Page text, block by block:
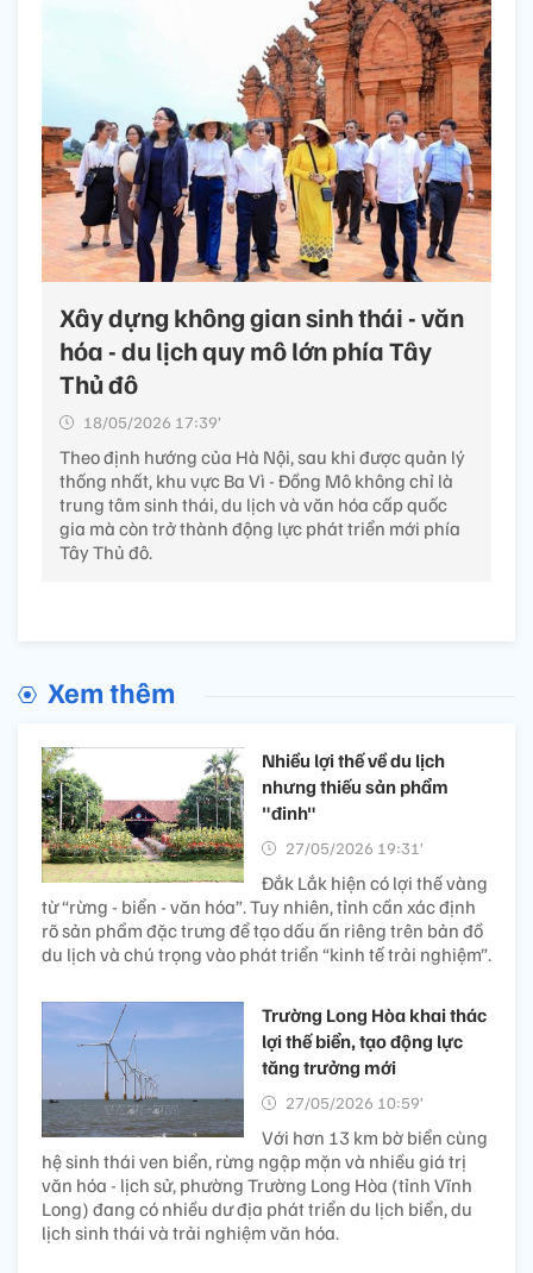
Xây dựng không gian sinh thái - văn
hóa - du lịch quy mô lớn phía Tây
Thủ đô
18/05/2026 17:39’
Theo định hướng của Hà Nội, sau khi được quản lý
thống nhất, khu vực Ba Vì - Đồng Mô không chỉ là
trung tâm sinh thái, du lịch và văn hóa cấp quốc
gia mà còn trở thành động lực phát triển mới phía
Tây Thủ đô.
Xem thêm
Nhiều lợi thế về du lịch
nhưng thiếu sản phẩm
"đinh"
27/05/2026 19:31’
Đắk Lắk hiện có lợi thế vàng
từ “rừng - biển - văn hóa”. Tuy nhiên, tỉnh cần xác định
rõ sản phẩm đặc trưng để tạo dấu ấn riêng trên bản đồ
du lịch và chú trọng vào phát triển “kinh tế trải nghiệm”.
Trường Long Hòa khai thác
lợi thế biển, tạo động lực
tăng trưởng mới
27/05/2026 10:59’
Với hơn 13 km bờ biển cùng
hệ sinh thái ven biển, rừng ngập mặn và nhiều giá trị
văn hóa - lịch sử, phường Trường Long Hòa (tỉnh Vĩnh
Long) đang có nhiều dư địa phát triển du lịch biển, du
lịch sinh thái và trải nghiệm văn hóa.